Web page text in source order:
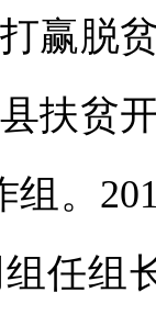
赢脱
扶贫
组。
任组